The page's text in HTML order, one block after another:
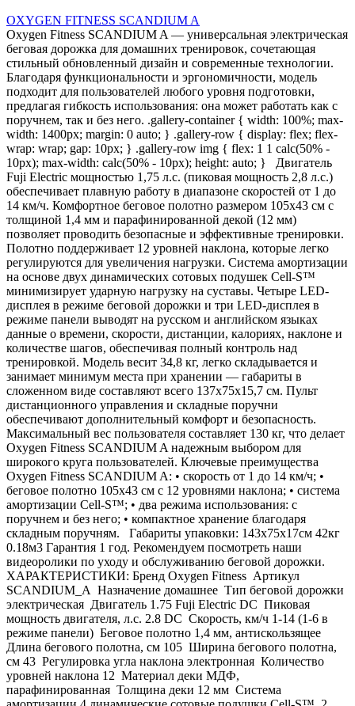
OXYGEN FITNESS SCANDIUM A
Oxygen Fitness SCANDIUM A — универсальная электрическая
беговая дорожка для домашних тренировок, сочетающая
стильный обновленный дизайн и современные технологии.
Благодаря функциональности и эргономичности, модель
подходит для пользователей любого уровня подготовки,
предлагая гибкость использования: она может работать как с
поручнем, так и без него. .gallery-container { width: 100%; max-
width: 1400px; margin: 0 auto; } .gallery-row { display: flex; flex-
wrap: wrap; gap: 10px; } .gallery-row img { flex: 1 1 calc(50% -
10px); max-width: calc(50% - 10px); height: auto; } Двигатель
Fuji Electric мощностью 1,75 л.с. (пиковая мощность 2,8 л.с.)
обеспечивает плавную работу в диапазоне скоростей от 1 до
14 км/ч. Комфортное беговое полотно размером 105х43 см с
толщиной 1,4 мм и парафинированной декой (12 мм)
позволяет проводить безопасные и эффективные тренировки.
Полотно поддерживает 12 уровней наклона, которые легко
регулируются для увеличения нагрузки. Система амортизации
на основе двух динамических сотовых подушек Cell-S™
минимизирует ударную нагрузку на суставы. Четыре LED-
дисплея в режиме беговой дорожки и три LED-дисплея в
режиме панели выводят на русском и английском языках
данные о времени, скорости, дистанции, калориях, наклоне и
количестве шагов, обеспечивая полный контроль над
тренировкой. Модель весит 34,8 кг, легко складывается и
занимает минимум места при хранении — габариты в
сложенном виде составляют всего 137х75х15,7 см. Пульт
дистанционного управления и складные поручни
обеспечивают дополнительный комфорт и безопасность.
Максимальный вес пользователя составляет 130 кг, что делает
Oxygen Fitness SCANDIUM A надежным выбором для
широкого круга пользователей. Ключевые преимущества
Oxygen Fitness SCANDIUM A: • скорость от 1 до 14 км/ч; •
беговое полотно 105х43 см с 12 уровнями наклона; • система
амортизации Cell-S™; • два режима использования: с
поручнем и без него; • компактное хранение благодаря
складным поручням. Габариты упаковки: 143х75х17см 42кг
0.18м3 Гарантия 1 год. Рекомендуем посмотреть наши
видеоролики по уходу и обслуживанию беговой дорожки.
ХАРАКТЕРИСТИКИ: Бренд Oxygen Fitness Артикул
SCANDIUM_A Назначение домашнее Тип беговой дорожки
электрическая Двигатель 1.75 Fuji Electric DC Пиковая
мощность двигателя, л.с. 2.8 DC Скорость, км/ч 1-14 (1-6 в
режиме панели) Беговое полотно 1,4 мм, антискользящее
Длина бегового полотна, см 105 Ширина бегового полотна,
см 43 Регулировка угла наклона электронная Количество
уровней наклона 12 Материал деки МДФ,
парафинированная Толщина деки 12 мм Система